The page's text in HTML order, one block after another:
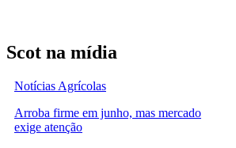
Scot na mídia
Notícias Agrícolas
Arroba firme em junho, mas mercado
exige atenção